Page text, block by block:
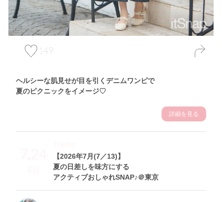
149
ヘルシーな肌見せが目を引くデニムワンピで
夏のピクニックをイメージ♡
詳細を見る
7.24
Fri
【2026年7月(7／13)】
夏の日差しを味方にする
アクティブおしゃれSNAP♪＠東京
Theme